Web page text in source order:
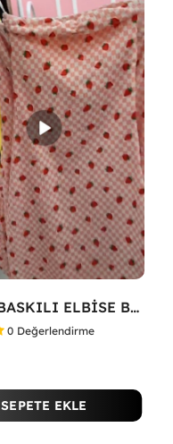
ÇİLEK BASKILI ELBİSE Bej
0 Değerlendirme
SEPETE EKLE